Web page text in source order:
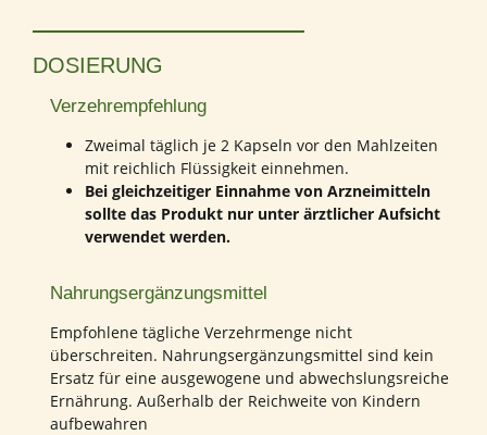
DOSIERUNG
Verzehrempfehlung
Zweimal täglich je 2 Kapseln vor den Mahlzeiten
mit reichlich Flüssigkeit einnehmen.
Bei gleichzeitiger Einnahme von Arzneimitteln
sollte das Produkt nur unter ärztlicher Aufsicht
verwendet werden.
Nahrungsergänzungsmittel
Empfohlene tägliche Verzehrmenge nicht
überschreiten. Nahrungsergänzungsmittel sind kein
Ersatz für eine ausgewogene und abwechslungsreiche
Ernährung. Außerhalb der Reichweite von Kindern
aufbewahren